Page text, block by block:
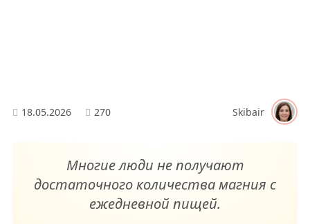
18.05.2026 270 Skibair
Многие люди не получают
достаточного количества магния с
ежедневной пищей.